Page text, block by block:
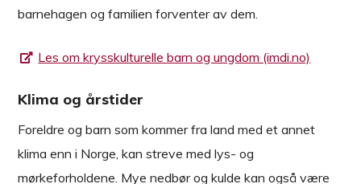
barnehagen og familien forventer av dem.
Les om krysskulturelle barn og ungdom (imdi.no)
Klima og årstider
Foreldre og barn som kommer fra land med et annet
klima enn i Norge, kan streve med lys- og
mørkeforholdene. Mye nedbør og kulde kan også være